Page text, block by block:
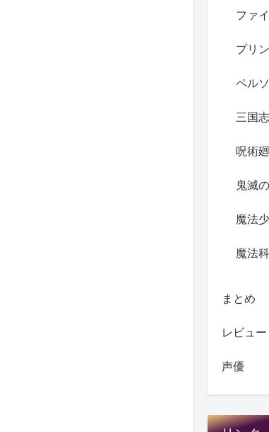
ファ
プリ
ペル
三国志
呪術
鬼滅
魔法
魔法
まとめ
レビュー
声優